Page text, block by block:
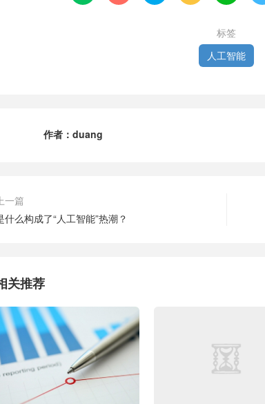
标签
人工智能
作者： duang
一篇
什么构成了“人工智能”热潮？
关推荐